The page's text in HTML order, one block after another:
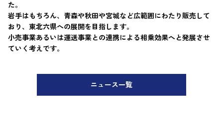
た。
岩手はもちろん、青森や秋田や宮城など広範囲にわたり販売して
おり、東北六県への展開を目指します。
小売事業あるいは運送事業との連携による相乗効果へと発展させ
ていく考えです。
ニュース一覧